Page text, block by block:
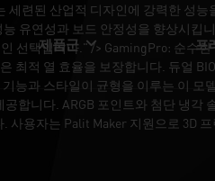
련된 산업적 디자인에 강력한 성
유연성과 보드 안정성을 향상시
선택입니다." /> GamingPro: 순수
최적 열 효율을 보장합니다. 듀얼
능과 스타일이 균형을 이루는 이
니다. ARGB 포인트와 첨단 냉각
용자는 Palit Maker 지원으로 3D
제품군 프